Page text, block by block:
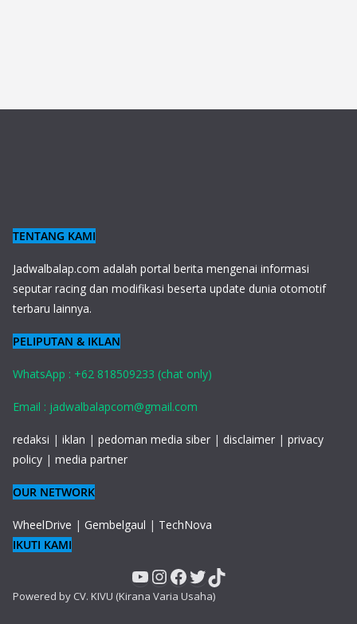
TENTANG KAMI
Jadwalbalap.com adalah portal berita mengenai informasi
seputar racing dan modifikasi beserta update dunia otomotif
terbaru lainnya.
PELIPUTAN & IKLAN
WhatsApp : +62 818509233 (chat only)
Email : jadwalbalapcom@gmail.com
redaksi | iklan | pedoman media siber | disclaimer | privacy
policy | media partner
OUR NETWORK
WheelDrive | Gembelgaul | TechNova
IKUTI KAMI
YouTube
Instagram
Facebook
Twitter
TikTok
Powered by CV. KIVU (Kirana Varia Usaha)